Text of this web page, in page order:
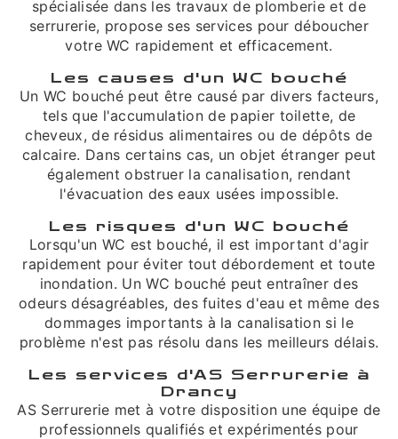
spécialisée dans les travaux de plomberie et de
serrurerie, propose ses services pour déboucher
votre WC rapidement et efficacement.
Les causes d'un WC bouché
Un WC bouché peut être causé par divers facteurs,
tels que l'accumulation de papier toilette, de
cheveux, de résidus alimentaires ou de dépôts de
calcaire. Dans certains cas, un objet étranger peut
également obstruer la canalisation, rendant
l'évacuation des eaux usées impossible.
Les risques d'un WC bouché
Lorsqu'un WC est bouché, il est important d'agir
rapidement pour éviter tout débordement et toute
inondation. Un WC bouché peut entraîner des
odeurs désagréables, des fuites d'eau et même des
dommages importants à la canalisation si le
problème n'est pas résolu dans les meilleurs délais.
Les services d'AS Serrurerie à
Drancy
AS Serrurerie met à votre disposition une équipe de
professionnels qualifiés et expérimentés pour